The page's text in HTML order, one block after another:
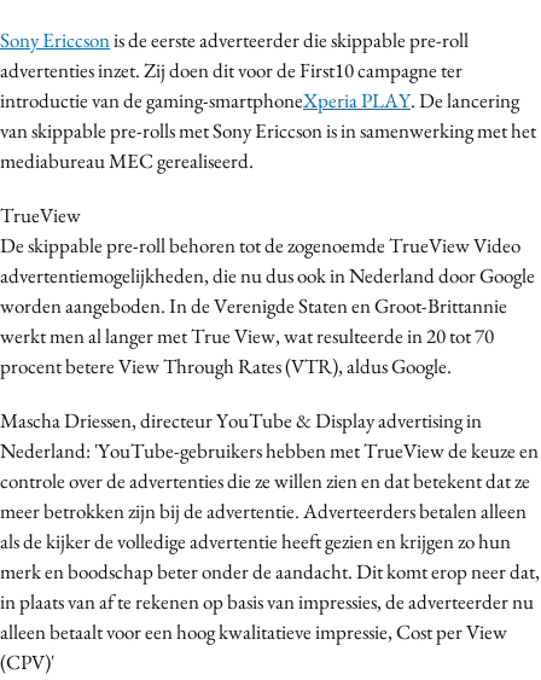
Influencer marketing
Interne communicatie
Martech
Media
PR
Programmatic
Purpose Marketing
Reputatie & crisis
Sony Ericcsonis de eerste adverteerder die skippable pre-roll
advertenties inzet. Zij doen dit voor de First10 campagne ter
introductie van de gaming-smartphoneXperia PLAY. De lancering
van skippable pre-rolls met Sony Ericcson is in samenwerking met het
mediabureau MEC gerealiseerd.
TrueView
De skippable pre-roll behoren tot de zogenoemde TrueView Video
advertentiemogelijkheden, die nu dus ook in Nederland door Google
worden aangeboden. In de Verenigde Staten en Groot-Brittannie
werkt men al langer met True View, wat resulteerde in 20 tot 70
procent betere View Through Rates (VTR), aldus Google.
Mascha Driessen, directeur YouTube & Display advertising in
Nederland: 'YouTube-gebruikers hebben met TrueView de keuze en
controle over de advertenties die ze willen zien en dat betekent dat ze
meer betrokken zijn bij de advertentie. Adverteerders betalen alleen
als de kijker de volledige advertentie heeft gezien en krijgen zo hun
merk en boodschap beter onder de aandacht. Dit komt erop neer dat,
in plaats van af te rekenen op basis van impressies, de adverteerder nu
alleen betaalt voor een hoog kwalitatieve impressie, Cost per View
(CPV)'